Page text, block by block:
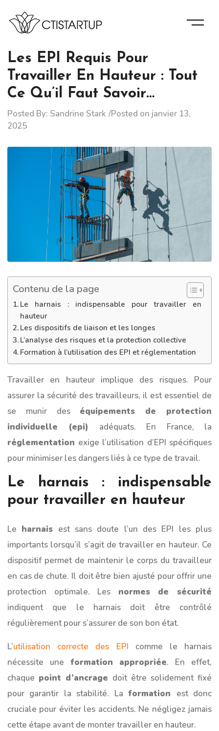
content
Les EPI Requis Pour
Travailler En Hauteur : Tout
Ce Qu’il Faut Savoir…
Posted By: Sandrine Stark Posted on janvier 13,
2025
Contenu de la page
Le harnais : indispensable pour travailler en
hauteur
Les dispositifs de liaison et les longes
L’analyse des risques et la protection collective
Formation à l’utilisation des EPI et réglementation
Travailler en hauteur implique des risques. Pour
assurer la sécurité des travailleurs, il est essentiel de
se munir des équipements de protection
individuelle (epi)
adéquats. En France, la
réglementation exige l’utilisation d’EPI spécifiques
pour minimiser les dangers liés à ce type de travail.
Le harnais : indispensable
pour travailler en hauteur
Le harnais est sans doute l’un des EPI les plus
importants lorsqu’il s’agit de travailler en hauteur. Ce
dispositif permet de maintenir le corps du travailleur
en cas de chute. Il doit être bien ajusté pour offrir une
protection optimale. Les normes de sécurité
indiquent que le harnais doit être contrôlé
régulièrement pour s’assurer de son bon état.
L’utilisation correcte des EPI comme le harnais
nécessite une formation appropriée. En effet,
chaque point d’ancrage doit être solidement fixé
pour garantir la stabilité. Laformation est donc
cruciale pour éviter les accidents. Ne négligez jamais
cette étape avant de monter travailler en hauteur.